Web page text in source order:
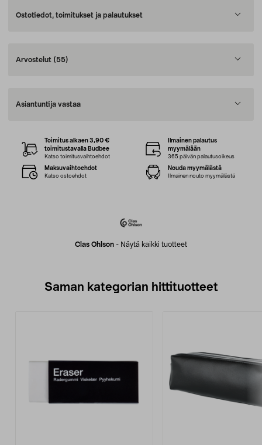
Ostotiedot, toimitukset ja palautukset
Arvostelut (55)
Asiantuntija vastaa
Clas Ohlson - Näytä kaikki tuotteet
Toimitus alkaen 3,90 €
toimitustavalla Budbee
Katso toimitusvaihtoehdot
Ilmainen palautus
myymälään
365 päivän palautusoikeus
Maksuvaihtoehdot
Katso ostoehdot
Nouda myymälästä
Ilmainen nouto myymälästä
Saman kategorian hittituotteet